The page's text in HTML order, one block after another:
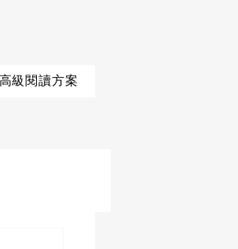
高級閱讀方案